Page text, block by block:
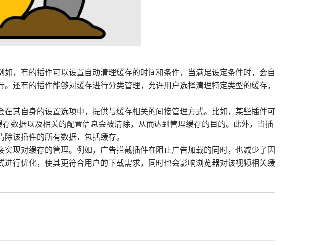
，有的插件可以设置自动清理缓存的时间和条件，当满足设定条件时，会自
还有的插件能够对缓存进行分类管理，允许用户选择清理特定类型的缓存，
其自身的设置选项中，提供与缓存相关的间接管理方式。比如，某些插件可
数据以及相关的配置信息会被清除，从而达到管理缓存的目的。此外，当插
该插件的所有数据，包括缓存。
现对缓存的管理。例如，广告拦截插件在阻止广告加载的同时，也减少了因
行优化，使其更符合用户的下载需求，同时也会影响浏览器对该视频相关缓